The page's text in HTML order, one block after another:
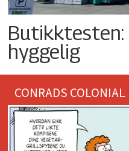
hyggelig
CONRADS COLONIAL